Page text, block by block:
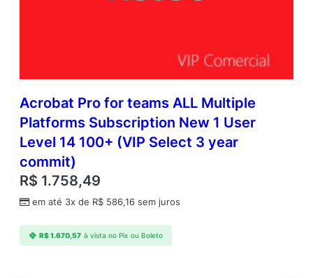
Acrobat Pro for teams ALL Multiple
Platforms Subscription New 1 User
Level 14 100+ (VIP Select 3 year
commit)
R$ 1.758,49
em até 3x de R$ 586,16 sem juros
R$1.670,57 à vista no Pix ou Boleto